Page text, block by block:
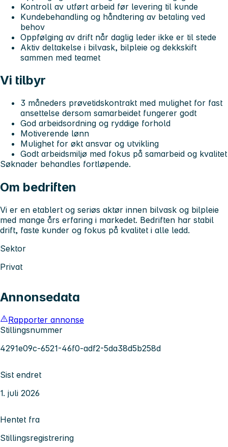
Kontroll av utført arbeid før levering til kunde
Kundebehandling og håndtering av betaling ved
behov
Oppfølging av drift når daglig leder ikke er til stede
Aktiv deltakelse i bilvask, bilpleie og dekkskift
sammen med teamet
Vi tilbyr
3 måneders prøvetidskontrakt med mulighet for fast
ansettelse dersom samarbeidet fungerer godt
God arbeidsordning og ryddige forhold
Motiverende lønn
Mulighet for økt ansvar og utvikling
Godt arbeidsmiljø med fokus på samarbeid og kvalitet
Søknader behandles fortløpende.
Om bedriften
Vi er en etablert og seriøs aktør innen bilvask og bilpleie
med mange års erfaring i markedet. Bedriften har stabil
drift, faste kunder og fokus på kvalitet i alle ledd.
Sektor
Privat
Annonsedata
Rapporter annonse
Stillingsnummer
4291e09c-6521-46f0-adf2-5da38d5b258d
Sist endret
1. juli 2026
Hentet fra
Stillingsregistrering